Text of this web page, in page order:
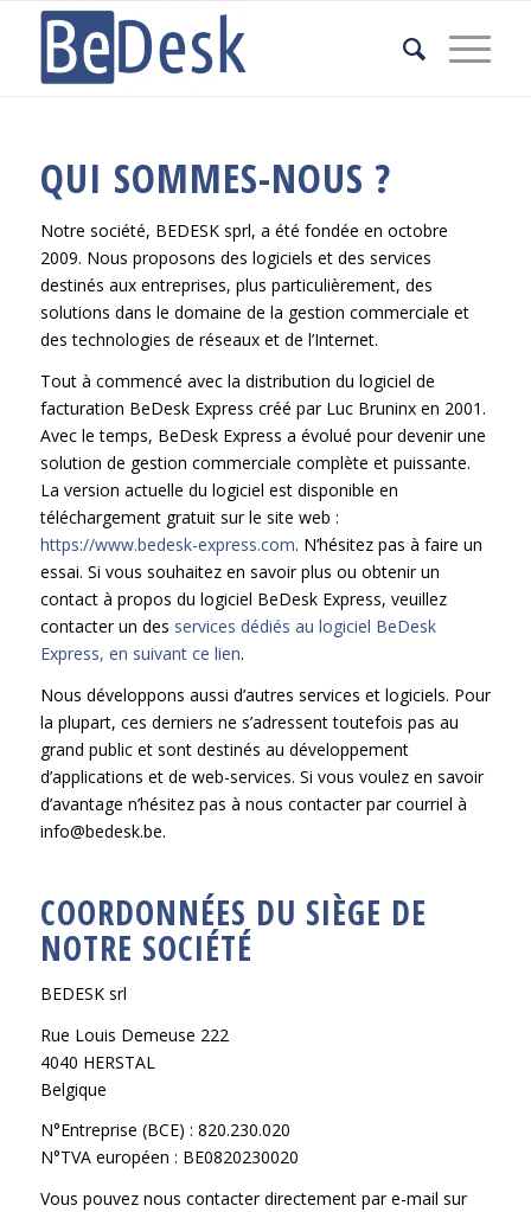
QUI SOMMES-NOUS ?
Notre société, BEDESK sprl, a été fondée en octobre
2009. Nous proposons des logiciels et des services
destinés aux entreprises, plus particulièrement, des
solutions dans le domaine de la gestion commerciale et
des technologies de réseaux et de l’Internet.
Tout à commencé avec la distribution du logiciel de
facturation BeDesk Express créé par Luc Bruninx en 2001.
Avec le temps, BeDesk Express a évolué pour devenir une
solution de gestion commerciale complète et puissante.
La version actuelle du logiciel est disponible en
téléchargement gratuit sur le site web :
https://www.bedesk-express.com. N’hésitez pas à faire un
essai. Si vous souhaitez en savoir plus ou obtenir un
contact à propos du logiciel BeDesk Express, veuillez
contacter un des services dédiés au logiciel BeDesk
Express, en suivant ce lien.
Nous développons aussi d’autres services et logiciels. Pour
la plupart, ces derniers ne s’adressent toutefois pas au
grand public et sont destinés au développement
d’applications et de web-services. Si vous voulez en savoir
d’avantage n’hésitez pas à nous contacter par courriel à
info@bedesk.be.
COORDONNÉES DU SIÈGE DE
NOTRE SOCIÉTÉ
BEDESK srl
Rue Louis Demeuse 222
4040 HERSTAL
Belgique
N°Entreprise (BCE) : 820.230.020
N°TVA européen : BE0820230020
Vous pouvez nous contacter directement par e-mail sur